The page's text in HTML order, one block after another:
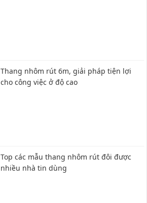
Thang nhôm rút 6m, giải pháp tiện lợi
cho công việc ở độ cao
Top các mẫu thang nhôm rút đôi được
nhiều nhà tin dùng